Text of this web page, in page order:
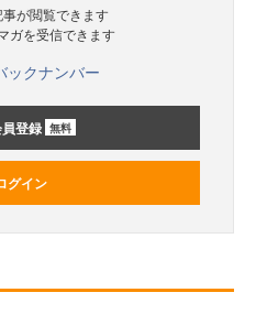
事が閲覧できます
ガを受信できます
ックナンバー
登録 無料
グイン